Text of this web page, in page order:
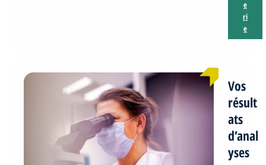
e
ri
e
Vos
résult
ats
d’anal
yses